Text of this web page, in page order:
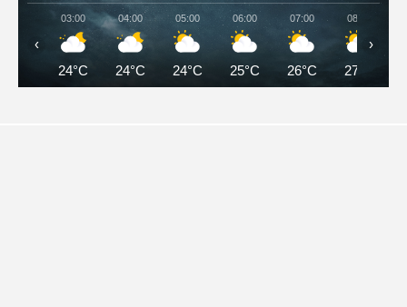
03:00
24°C
04:00
24°C
05:00
24°C
06:00
25°C
07:00
26°C
08:00
27°C
‹ ›